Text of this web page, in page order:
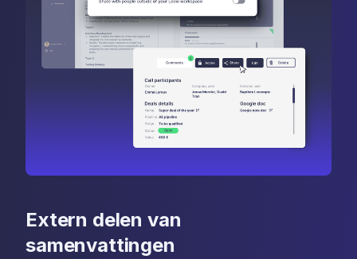
Extern delen van
samenvattingen